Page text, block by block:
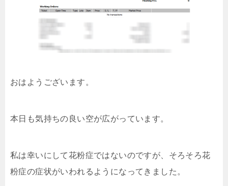
おはようございます。
本日も気持ちの良い空が広がっています。
私は幸いにして花粉症ではないのですが、そろそろ花
粉症の症状がいわれるようになってきました。